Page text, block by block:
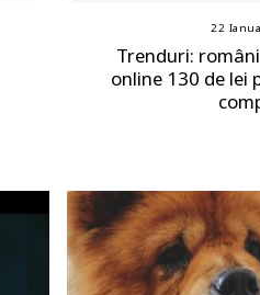
22
Trenduri:
online 130 de lei